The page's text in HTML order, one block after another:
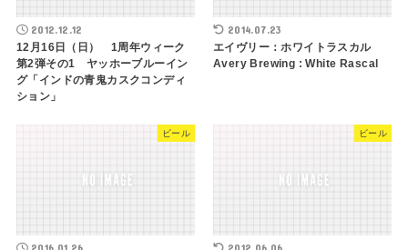
2012.12.12
12月16日（日） 1周年ウィーク
第2弾その1 ヤッホーブルーイン
グ「インドの青鬼カスクコンディ
ション」
2014.07.23
エイヴリー：ホワイトラスカル
Avery Brewing : White Rascal
ビール ビール